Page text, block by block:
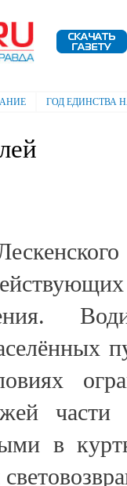
ГОД ЕДИНСТВА
в